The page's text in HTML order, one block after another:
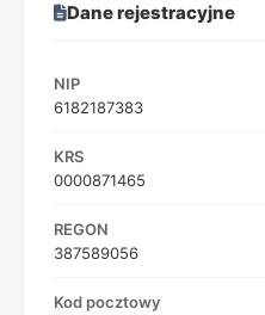
Dane rejestracyjne
NIP
6182187383
KRS
0000871465
REGON
387589056
Kod pocztowy